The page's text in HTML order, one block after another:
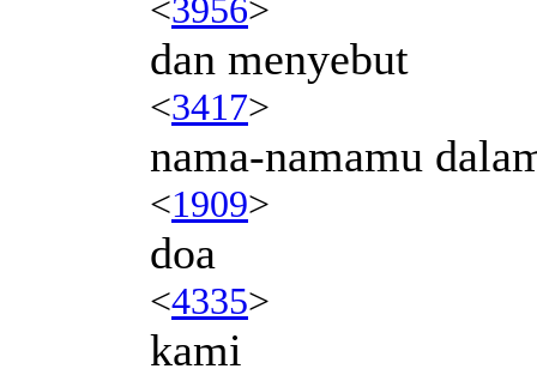
<3956>
dan menyebut
<3417>
nama-namamu
<1909>
doa
<4335>
kami